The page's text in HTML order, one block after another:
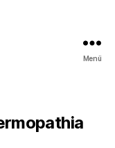
Menü